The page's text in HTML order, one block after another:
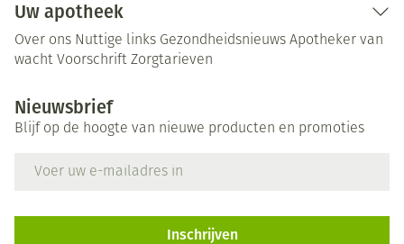
Uw apotheek
Over ons Nuttige links Gezondheidsnieuws Apotheker van
wacht Voorschrift Zorgtarieven
Nieuwsbrief
Blijf op de hoogte van nieuwe producten en promoties
Inschrijven